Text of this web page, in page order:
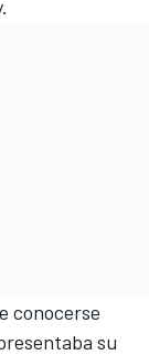
conocerse
su